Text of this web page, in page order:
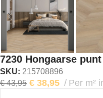
7230 Hongaarse
SKU: 215708896
€43,95 € 38,95 Per m²